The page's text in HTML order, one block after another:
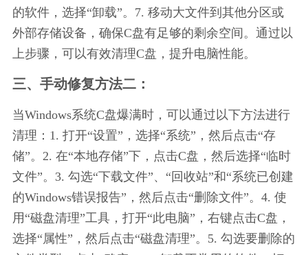
的软件，选择“卸载”。7. 移动大文件到其他分区或
外部存储设备，确保C盘有足够的剩余空间。通过以
上步骤，可以有效清理C盘，提升电脑性能。
三、手动修复方法二：
当Windows系统C盘爆满时，可以通过以下方法进行
清理：1. 打开“设置”，选择“系统”，然后点击“存
储”。2. 在“本地存储”下，点击C盘，然后选择“临时
文件”。3. 勾选“下载文件”、“回收站”和“系统已创建
的Windows错误报告”，然后点击“删除文件”。4. 使
用“磁盘清理”工具，打开“此电脑”，右键点击C盘，
选择“属性”，然后点击“磁盘清理”。5. 勾选要删除的